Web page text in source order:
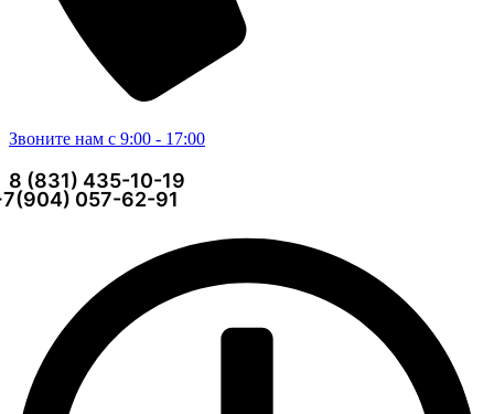
Звоните нам с 9:00 - 17:00
8 (831) 435-10-19
057-62-91